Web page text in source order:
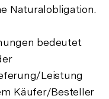
Naturalobligation.
bedeutet
Leistung
Käufer/Besteller